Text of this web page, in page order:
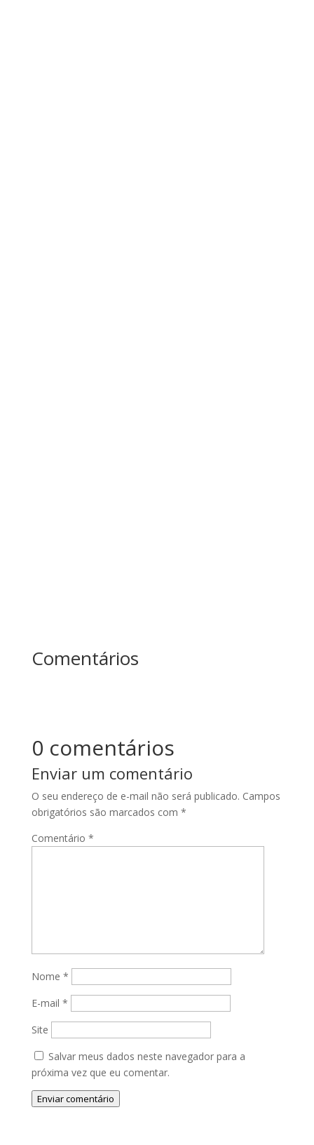
Comentários
0 comentários
Enviar um comentário
O seu endereço de e-mail não será publicado. Campos
obrigatórios são marcados com *
Comentário *
Nome *
E-mail *
Site
Salvar meus dados neste navegador para a
próxima vez que eu comentar.
Enviar comentário